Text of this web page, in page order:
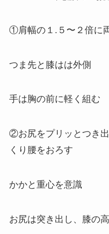
①肩幅の１.５〜２倍に
つま先と膝はは外側
手は胸の前に軽く組む
②お尻をプリッとつき
くり腰をおろす
かかと重心を意識
お尻は突き出し、膝の